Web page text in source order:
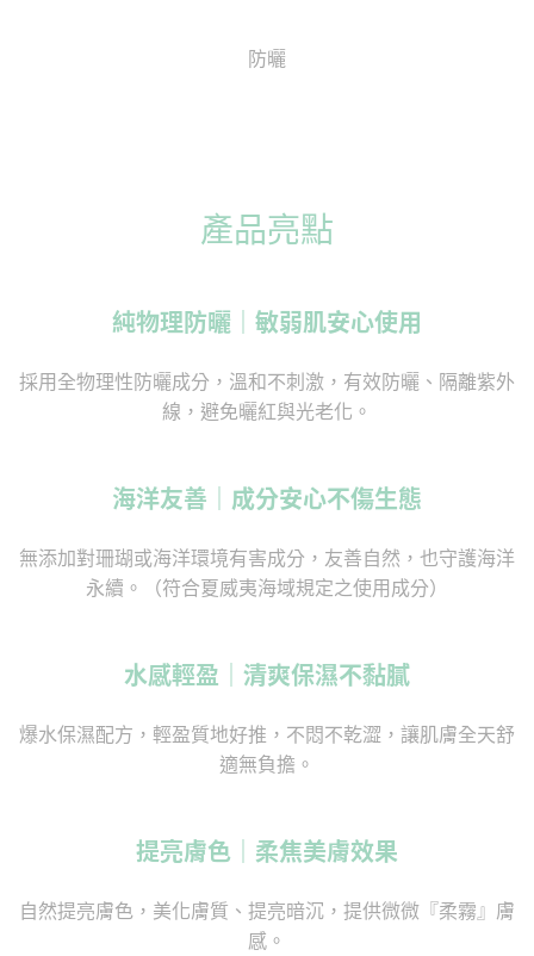
防曬
產品亮點
純物理防曬｜敏弱肌安心使用
採用全物理性防曬成分，溫和不刺激，有效防曬、隔離紫外
線，避免曬紅與光老化。
海洋友善｜成分安心不傷生態
無添加對珊瑚或海洋環境有害成分，友善自然，也守護海洋
永續。（符合夏威夷海域規定之使用成分）
水感輕盈｜清爽保濕不黏膩
爆水保濕配方，輕盈質地好推，不悶不乾澀，讓肌膚全天舒
適無負擔。
提亮膚色｜柔焦美膚效果
自然提亮膚色，美化膚質、提亮暗沉，提供微微『柔霧』膚
感。